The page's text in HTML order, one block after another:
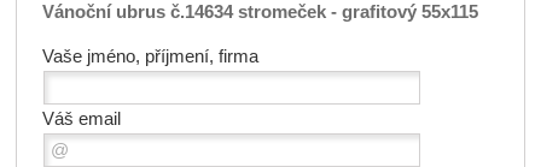
Vánoční ubrus č.14634 stromeček - grafitový 55x115
Vaše jméno, příjmení, firma
Váš email